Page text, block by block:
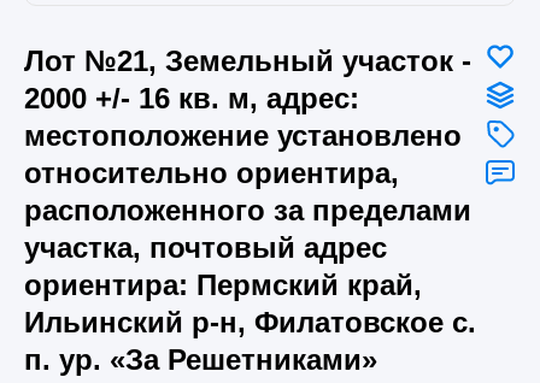
Лот №21, Земельный участок -
2000 +/- 16 кв. м, адрес:
местоположение установлено
относительно ориентира,
расположенного за пределами
участка, почтовый адрес
ориентира: Пермский край,
Ильинский р-н, Филатовское с.
п. ур. «За Решетниками»